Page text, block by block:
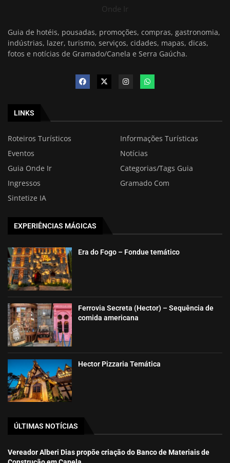
Onde Ir
Guia de hotéis, pousadas, promoções, compras, gastronomia,
indústrias, lazer, turismo, serviços, cidades, mapas, dicas,
fotos e notícias de Gramado/Canela e Serra Gaúcha.
LINKS
Roteiros Turísticos
Informações Turísticas
Eventos
Notícias
Guia Onde Ir
Categorias/Tags Guia
Ingressos
Gramado Com
Sintetize IA
EXPERIÊNCIAS MÁGICAS
Era do Fogo – Fondue temático
Ferrovia Secreta (Hector) – Sequência de
comida americana
Hector Pizzaria Temática
ÚLTIMAS NOTÍCIAS
Vereador Alberi Dias propõe criação do Banco de Materiais de